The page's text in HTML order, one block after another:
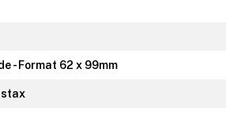
- Format 62 x 99mm